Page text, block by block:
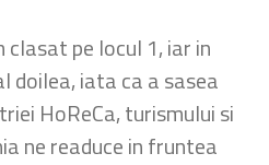
clasat pe locul 1, iar in
doilea, iata ca a sasea
HoReCa, turismului si
ne readuce in fruntea